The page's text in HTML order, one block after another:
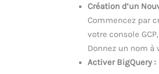
Création d’un
Commencez par
votre console
Donnez un nom
Activer BigQuery :